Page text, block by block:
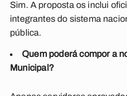
Sim. A proposta os inclui
integrantes do sistema
pública.
Quem poderá compor a
Municipal?